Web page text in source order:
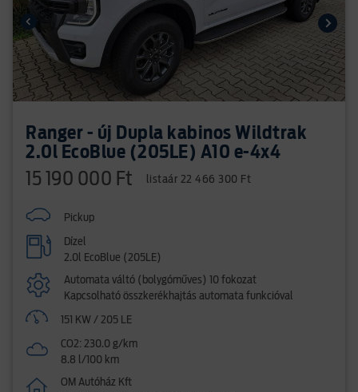
Ranger - új Dupla kabinos Wildtrak
2.0l EcoBlue (205LE) A10 e-4x4
15 190 000 Ft listaár 22 466 300 Ft
Pickup
Dízel
2.0l EcoBlue (205LE)
Automata váltó (bolygóműves) 10 fokozat
Kapcsolható összkerékhajtás automata funkcióval
151 KW / 205 LE
CO2: 230.0 g/km
8.8 l/100 km
OM Autóház Kft